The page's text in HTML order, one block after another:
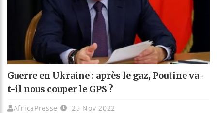
Guerre en Ukraine : après le gaz, Poutine va-
t-il nous couper le GPS ?
AfricaPresse 25 Nov 2022